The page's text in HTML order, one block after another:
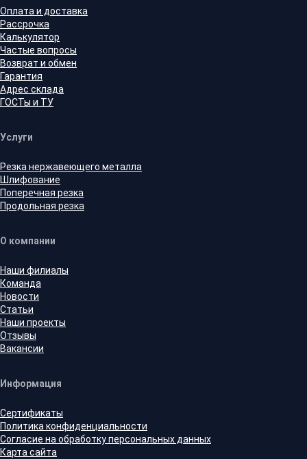
Оплата и доставка
Рассрочка
Калькулятор
Частые вопросы
Возврат и обмен
Гарантия
Адрес склада
ГОСТы и ТУ
Услуги
Резка нержавеющего металла
Шлифование
Поперечная резка
Продольная резка
О компании
Наши филиалы
Команда
Новости
Статьи
Наши проекты
Отзывы
Вакансии
Информация
Сертификаты
Политика конфиденциальности
Согласие на обработку персональных данных
Карта сайта